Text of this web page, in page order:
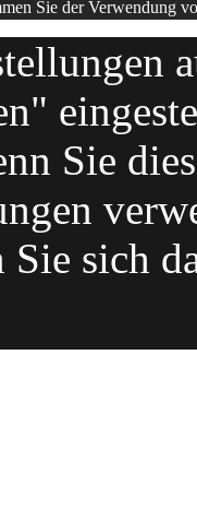
Sie der Verwendung
Sie
sich